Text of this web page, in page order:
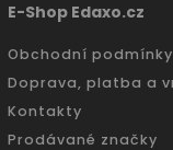
E-Shop Edaxo.cz
Obchodní podmínky
Doprava, platba a
Kontakty
Prodávané značky